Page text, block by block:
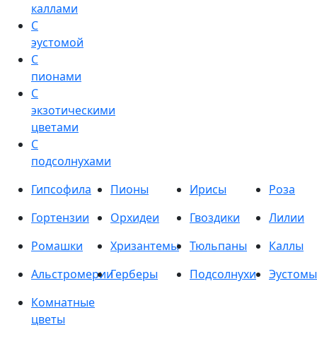
каллами
С
эустомой
С
пионами
С
экзотическими
цветами
С
подсолнухами
Гипсофила
Пионы Ирисы
Роза
Гортензии
Орхидеи Гвоздики
Лилии
Ромашки
Хризантемы Тюльпаны
Каллы
АльстромерииГерберы Подсолнухи
Эустомы
Комнатные
цветы